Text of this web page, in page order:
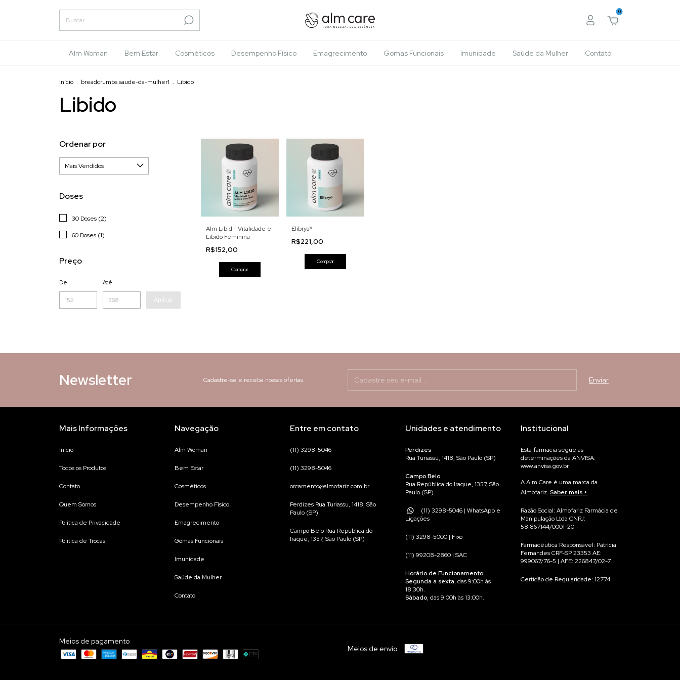
0
Alm Woman Bem Estar Cosméticos Desempenho Físico Emagrecimento Gomas Funcionais Imunidade Saúde da Mulher Contato
Início . breadcrumbs.saude-da-mulher1 . Libido
Libido
Ordenar por
Doses
30 Doses (2)
60 Doses (1)
Preço
De Até
Aplicar
Alm Libid - Vitalidade e
Libido Feminina
R$152,00
Comprar
Elibrya®
R$221,00
Comprar
Newsletter Cadastre-se e receba nossas ofertas.
Mais Informações
Início
Todos os Produtos
Contato
Quem Somos
Política de Privacidade
Política de Trocas
Navegação
Alm Woman
Bem Estar
Cosméticos
Desempenho Físico
Emagrecimento
Gomas Funcionais
Imunidade
Saúde da Mulher
Contato
Entre em contato
(11) 3298-5046
(11) 3298-5046
orcamento@almofariz.com.br
Perdizes Rua Turiassu, 1418, São
Paulo (SP)
Campo Belo Rua República do
Iraque, 1357, São Paulo (SP)
Unidades e atendimento
Perdizes
Rua Turiassu, 1418, São Paulo (SP)
Campo Belo
Rua República do Iraque, 1357, São
Paulo (SP)
(11) 3298-5046 | WhatsApp e
Ligações
(11) 3298-5000 | Fixo
(11) 99208-2860 | SAC
Horário de Funcionamento:
Segunda a sexta, das 9:00h às
18:30h.
Sábado, das 9:00h às 13:00h.
Institucional
Esta farmácia segue as
determinações da ANVISA:
www.anvisa.gov.br
A Alm Care é uma marca da
Almofariz. Saber mais
qualidade começa no processo.
Por isso, cada suplemento é
individualizada, garantindo máxima
precisão e rastreabilidade.
prontos em estoque — cada fórmula
Farmacêutica do seu pedido.
Razão Social: Almofariz Farmácia de
Manipulação Ltda CNPJ:
58.867.144/0001-20
Farmacêutica Responsável: Patricia
Fernandes CRF-SP 23353 AE:
999067/76-5 | AFE: 226847/02-7
Certidão de Regularidade: 12774
Meios de pagamento
Meios de envio